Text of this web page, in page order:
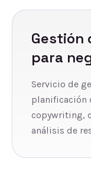
Gestión
para
Servicio de
planificación
copywriting,
análisis de